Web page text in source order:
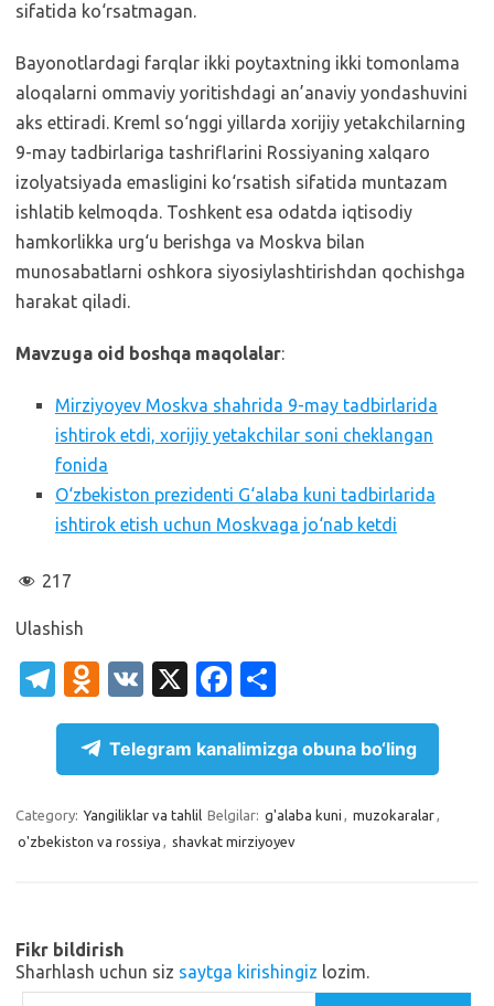
sifatida ko‘rsatmagan.
Bayonotlardagi farqlar ikki poytaxtning ikki tomonlama
aloqalarni ommaviy yoritishdagi an’anaviy yondashuvini
aks ettiradi. Kreml so‘nggi yillarda xorijiy yetakchilarning
9-may tadbirlariga tashriflarini Rossiyaning xalqaro
izolyatsiyada emasligini ko‘rsatish sifatida muntazam
ishlatib kelmoqda. Toshkent esa odatda iqtisodiy
hamkorlikka urg‘u berishga va Moskva bilan
munosabatlarni oshkora siyosiylashtirishdan qochishga
harakat qiladi.
Mavzuga oid boshqa maqolalar:
Mirziyoyev Moskva shahrida 9-may tadbirlarida
ishtirok etdi, xorijiy yetakchilar soni cheklangan
fonida
O‘zbekiston prezidenti G‘alaba kuni tadbirlarida
ishtirok etish uchun Moskvaga jo‘nab ketdi
217
Ulashish
T
el
gr
a
m
O
d
n
o
kl
as
i
V
K
X
Fa
c
e
b
o
o
h
ar
e
Telegram kanalimizga obuna bo‘ling
Category: Yangiliklar va tahlil Belgilar: g'alaba kuni , muzokaralar,
o'zbekiston va rossiya , shavkat mirziyoyev
Fikr bildirish
Sharhlash uchun siz saytga kirishingiz lozim.